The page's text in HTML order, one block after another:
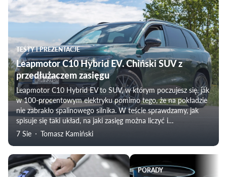
TESTY I PREZENTACJE
Leapmotor C10 Hybrid EV. Chiński SUV z
przedłużaczem zasięgu
Leapmotor C10 Hybrid EV to SUV, w którym poczujesz się, jak
w 100-procentowym elektryku pomimo tego, że na pokładzie
nie zabrakło spalinowego silnika. W teście sprawdzamy, jak
spisuje się taki układ, na jaki zasięg można liczyć i
weryfikujemy subiektywne odczucia towarzyszące
rodziny.
7 Sie Tomasz Kamiński
PORADY